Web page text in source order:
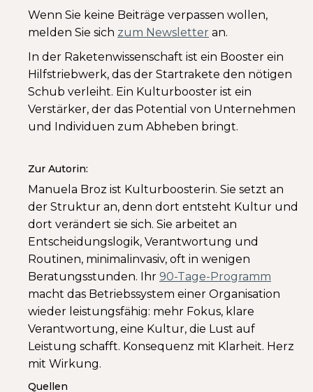
Wenn Sie keine Beiträge verpassen wollen,
melden Sie sich zum Newsletter an.
In der Raketenwissenschaft ist ein Booster ein
Hilfstriebwerk, das der Startrakete den nötigen
Schub verleiht. Ein Kulturbooster ist ein
Verstärker, der das Potential von Unternehmen
und Individuen zum Abheben bringt.
Zur Autorin:
Manuela Broz ist Kulturboosterin. Sie setzt an
der Struktur an, denn dort entsteht Kultur und
dort verändert sie sich. Sie arbeitet an
Entscheidungslogik, Verantwortung und
Routinen, minimalinvasiv, oft in wenigen
Beratungsstunden. Ihr 90-Tage-Programm
macht das Betriebssystem einer Organisation
wieder leistungsfähig: mehr Fokus, klare
Verantwortung, eine Kultur, die Lust auf
Leistung schafft. Konsequenz mit Klarheit. Herz
mit Wirkung.
Quellen